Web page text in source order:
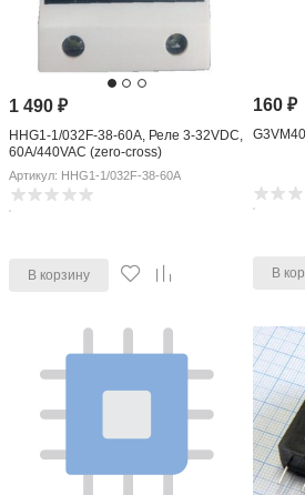
1 490₽
HHG1-1/032F-38-60A, Реле 3-32VDC,
60A/440VAC (zero-cross)
Артикул: HHG1-1/032F-38-60A
В корзину
160 ₽
В